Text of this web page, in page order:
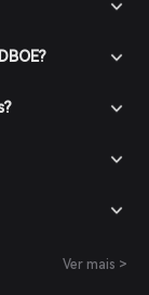
Ver mais >